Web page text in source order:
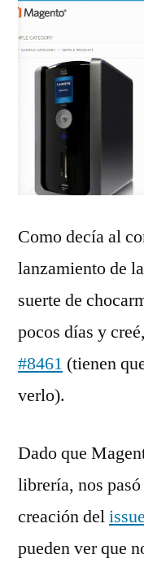
Como decía al
lanzamiento de
suerte de
pocos días y
#8461 (tienen
verlo).
Dado que
librería, nos
creación del
pueden ver que